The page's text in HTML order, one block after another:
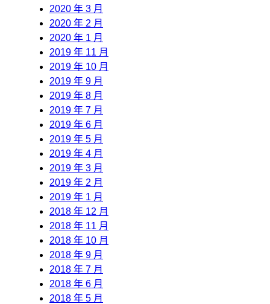
2020 年 3 月
2020 年 2 月
2020 年 1 月
2019 年 11 月
2019 年 10 月
2019 年 9 月
2019 年 8 月
2019 年 7 月
2019 年 6 月
2019 年 5 月
2019 年 4 月
2019 年 3 月
2019 年 2 月
2019 年 1 月
2018 年 12 月
2018 年 11 月
2018 年 10 月
2018 年 9 月
2018 年 7 月
2018 年 6 月
2018 年 5 月